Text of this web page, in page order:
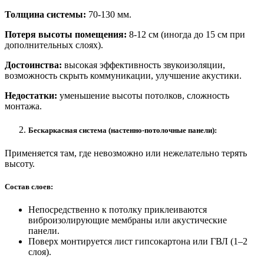
Толщина системы: 70-130 мм.
Потеря высоты помещения: 8-12 см (иногда до 15 см при
дополнительных слоях).
Достоинства: высокая эффективность звукоизоляции,
возможность скрыть коммуникации, улучшение акустики.
Недостатки: уменьшение высоты потолков, сложность
монтажа.
Бескаркасная система (настенно-потолочные панели):
Применяется там, где невозможно или нежелательно терять
высоту.
Состав слоев:
Непосредственно к потолку приклеиваются
виброизолирующие мембраны или акустические
панели.
Поверх монтируется лист гипсокартона или ГВЛ (1–2
слоя).